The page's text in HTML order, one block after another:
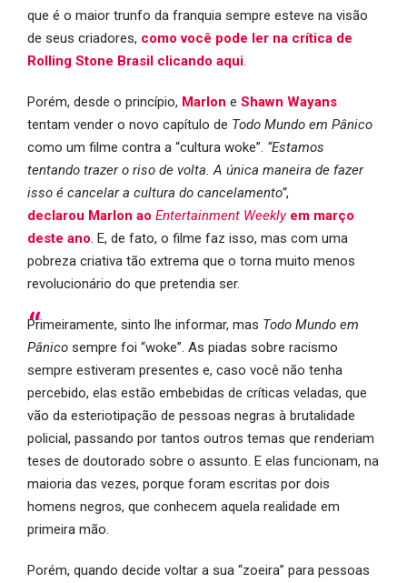
que é o maior trunfo da franquia sempre esteve na visão
de seus criadores, como você pode ler na crítica de
Rolling Stone Brasil clicando aqui.
Porém, desde o princípio, Marlon e Shawn Wayans
tentam vender o novo capítulo de Todo Mundo em Pânico
como um filme contra a “cultura woke”. “Estamos
tentando trazer o riso de volta. A única maneira de fazer
isso é cancelar a cultura do cancelamento”,
declarou Marlon ao Entertainment Weekly em março
deste ano. E, de fato, o filme faz isso, mas com uma
pobreza criativa tão extrema que o torna muito menos
revolucionário do que pretendia ser.
Primeiramente, sinto lhe informar, mas Todo Mundo em
Pânico sempre foi “woke”. As piadas sobre racismo
sempre estiveram presentes e, caso você não tenha
percebido, elas estão embebidas de críticas veladas, que
vão da esteriotipação de pessoas negras à brutalidade
policial, passando por tantos outros temas que renderiam
teses de doutorado sobre o assunto. E elas funcionam, na
maioria das vezes, porque foram escritas por dois
homens negros, que conhecem aquela realidade em
primeira mão.
Porém, quando decide voltar a sua “zoeira” para pessoas